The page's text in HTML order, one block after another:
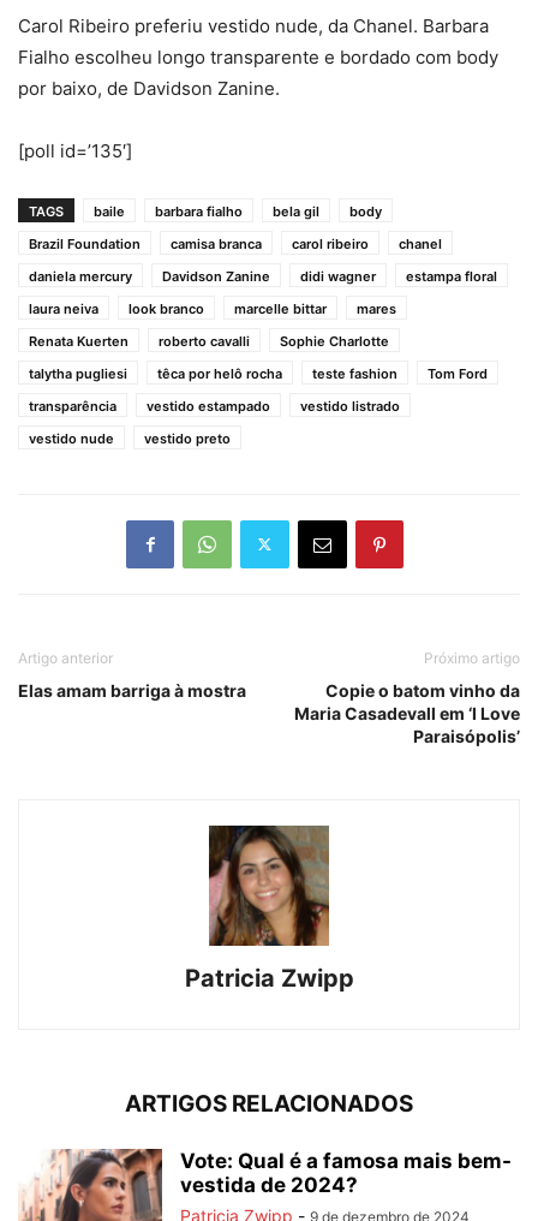
Carol Ribeiro preferiu vestido nude, da Chanel. Barbara
Fialho escolheu longo transparente e bordado com body
por baixo, de Davidson Zanine.
[poll id=’135′]
TAGS baile barbara fialho bela gil
body
Brazil Foundation
camisa branca carol ribeiro
chanel
daniela mercury
Davidson Zanine didi wagner
estampa floral
laura neiva
look branco marcelle bittar
mares
Renata Kuerten
roberto cavalli
Sophie Charlotte
talytha pugliesi
têca por helô rocha teste fashion
Tom Ford
transparência
vestido estampado
vestido listrado
vestido nude
vestido preto
Artigo anterior
Elas amam barriga à mostra
Próximo artigo
Copie o batom vinho da
Maria Casadevall em ‘I Love
Paraisópolis’
Patricia Zwipp
ARTIGOS RELACIONADOS
Vote: Qual é a famosa mais bem-
vestida de 2024?
Patricia Zwipp - 9 de dezembro de 2024